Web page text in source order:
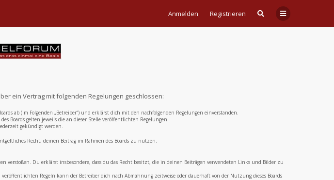
Anmelden Registrieren
ein Vertrag mit folgenden Regelungen geschlossen:
ab (im Folgenden „Betreiber“) und erklärst dich mit den nachfolgenden Regelungen einverstanden.
Boards gelten jeweils die an dieser Stelle veröffentlichten Regelungen.
gekündigt werden.
Recht, deinen Beitrag im Rahmen des Boards zu nutzen.
verstoßen. Du erklärst insbesondere, dass du das Recht besitzt, die in deinen Beiträgen verwendeten Links und Bilder zu
Regeln kann der Betreiber dich nach Abmahnung zeitweise oder dauerhaft von der Nutzung dieses Boards